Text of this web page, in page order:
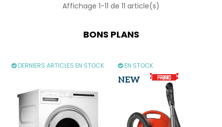
Affichage 1-11 de 11 article(s)
BONS PLANS
DERNIERS ARTICLES EN STOCK EN STOCK
NEW